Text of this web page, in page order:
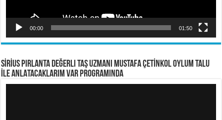
00:00 01:50
SİRİUS PIRLANTA Değerli Taş Uzmanı Mustafa ÇETİNKOL OYLUM TALU
İLE ANLATACAKLARIM VAR PROGRAMINDA